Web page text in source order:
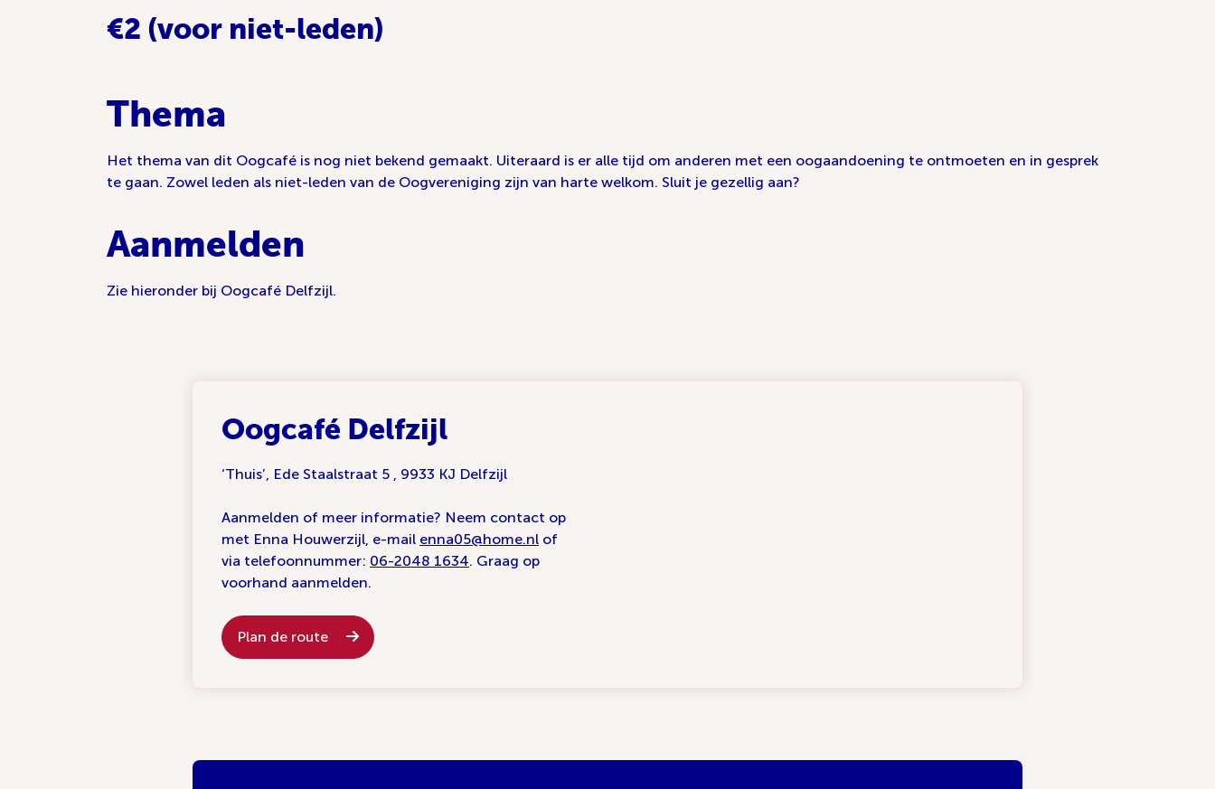
€2 (voor niet-leden)
Thema
Het thema van dit Oogcafé is nog niet bekend gemaakt. Uiteraard is er alle tijd om anderen met een oogaandoening te ontmoeten en in gesprek
te gaan. Zowel leden als niet-leden van de Oogvereniging zijn van harte welkom. Sluit je gezellig aan?
Aanmelden
Zie hieronder bij Oogcafé Delfzijl.
Oogcafé Delfzijl
‘Thuis’, Ede Staalstraat 5 , 9933 KJ Delfzijl
Aanmelden of meer informatie? Neem contact op
met Enna Houwerzijl, e-mail enna05@home.nl of
via telefoonnummer: 06-2048 1634. Graag op
voorhand aanmelden.
Plan de route